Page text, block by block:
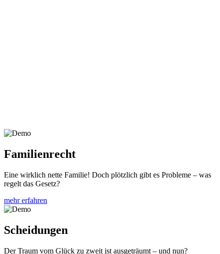
Familienrecht
Eine wirklich nette Familie! Doch plötzlich gibt es Probleme – was
regelt das Gesetz?
mehr erfahren
Scheidungen
Der Traum vom Glück zu zweit ist ausgeträumt – und nun?